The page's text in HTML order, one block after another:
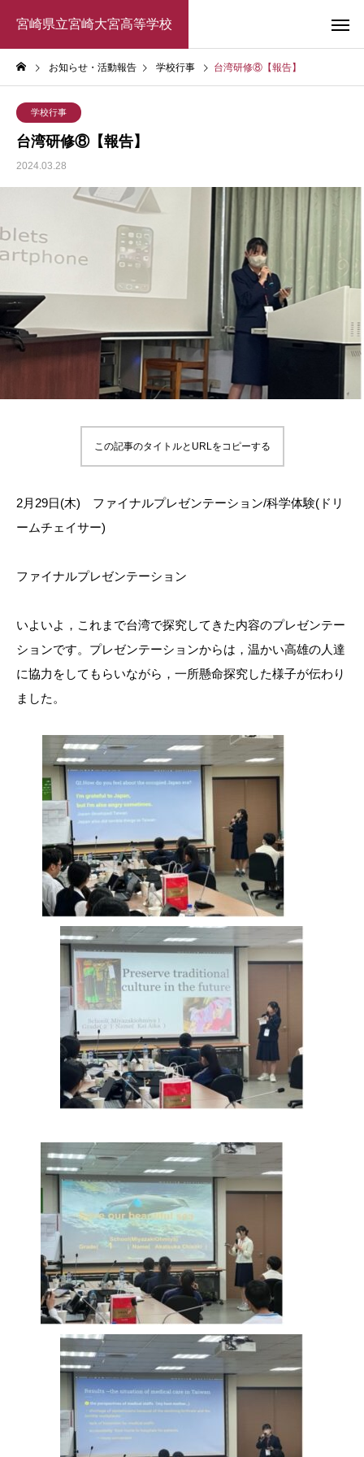
宮崎県立宮崎大宮高等学校
お知らせ・活動報告 学校行事 台湾研修⑧【報告】
学校行事
台湾研修⑧【報告】
2024.03.28
この記事のタイトルとURLをコピーする
2月29日(木) ファイナルプレゼンテーション/科学体験(ドリ
ームチェイサー)
ファイナルプレゼンテーション
いよいよ，これまで台湾で探究してきた内容のプレゼンテー
ションです。プレゼンテーションからは，温かい高雄の人達
に協力をしてもらいながら，一所懸命探究した様子が伝わり
ました。